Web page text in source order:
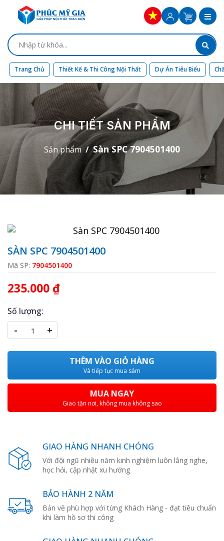
Trang Chủ Thiết Kế & Thi Công Nội Thất Dự Án Tiêu Biểu
CHI TIẾT SẢN PHẨM
Sản phẩm Sàn SPC 7904501400
SÀN SPC 7904501400
Mã SP: 7904501400
235.000 ₫
Số lượng:
- +
THÊM VÀO GIỎ HÀNG
Và tiếp tục mua sắm
MUA NGAY
Giao tận nơi, không mua không sao
GIAO HÀNG NHANH CHÓNG
Với đội ngũ nhiều năm kinh nghiệm luôn lắng nghe,
học hỏi, cập nhật xu hướng
BẢO HÀNH 2 NĂM
Bản vẽ phù hợp với từng Khách Hàng - đạt tiêu chuẩn
khi làm hồ sơ thi công